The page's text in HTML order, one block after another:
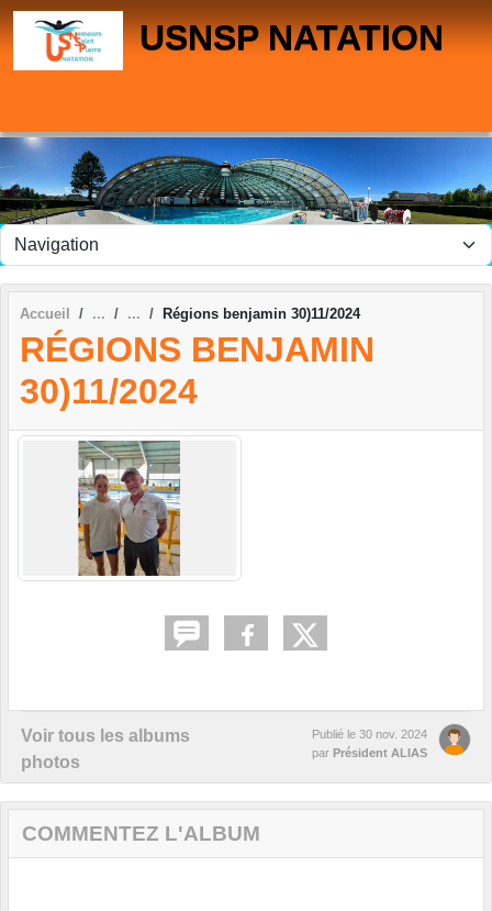
USNSP NATATION
Accueil Régions benjamin 30)11/2024
RÉGIONS BENJAMIN
30)11/2024
Voir tous les albums
photos
Publié le 30 nov. 2024
par Président ALIAS
COMMENTEZ L'ALBUM
Panneau de gestion des cookies